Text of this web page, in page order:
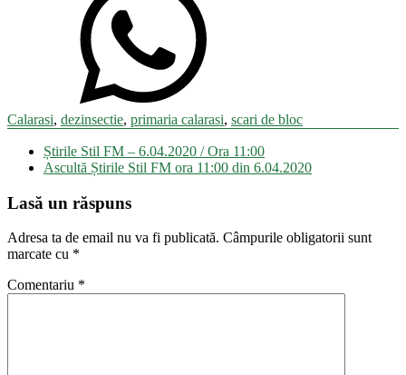
Calarasi, dezinsectie, primaria calarasi, scari de bloc
articole
Știrile Stil FM – 6.04.2020 / Ora 11:00
Ascultă Știrile Stil FM ora 11:00 din 6.04.2020
Lasă un răspuns
Adresa ta de email nu va fi publicată. Câmpurile obligatorii sunt
marcate cu *
Comentariu *